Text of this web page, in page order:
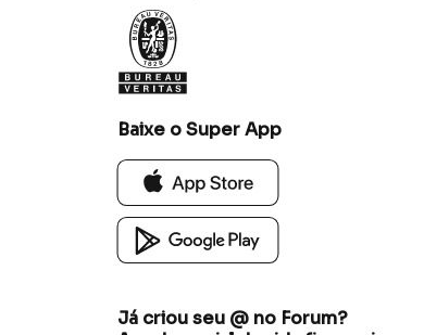
Baixe o Super App
Já criou seu @ no Forum?